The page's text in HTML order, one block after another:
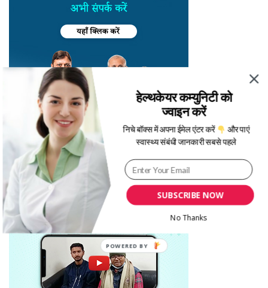
SUBSCRIBE NOW
हेल्थकेयर कम्युनिटी को
ज्वाइन करें
निचे बॉक्स में अपना ईमेल एंटर करें
और पाएं
स्वास्थ्य संबंधी जानकारी सबसे पहले
No Thanks
POWERED BY